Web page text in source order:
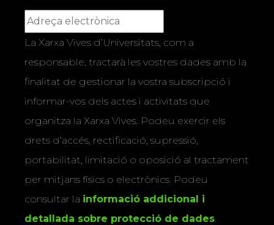
La Xarxa Vives d’Universitats, com a
responsable, tractarà les vostres dades amb la
finalitat de gestionar la vostra subscripció i
informar-vos dels actes i activitats que
organitza la Xarxa Vives. Podeu exercir els
drets d’accés, rectificació, supressió,
portabilitat, limitació o oposició al tractament
per mitjans físics o electrònics. Podeu
consultar la informació addicional i
detallada sobre protecció de dades